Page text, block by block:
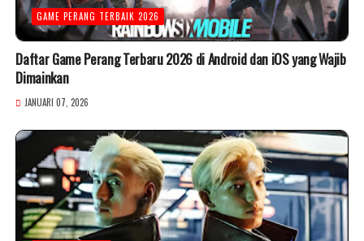
GAME PERANG TERBAIK 2026
Daftar Game Perang Terbaru 2026 di Android dan iOS yang Wajib
Dimainkan
JANUARI 07, 2026